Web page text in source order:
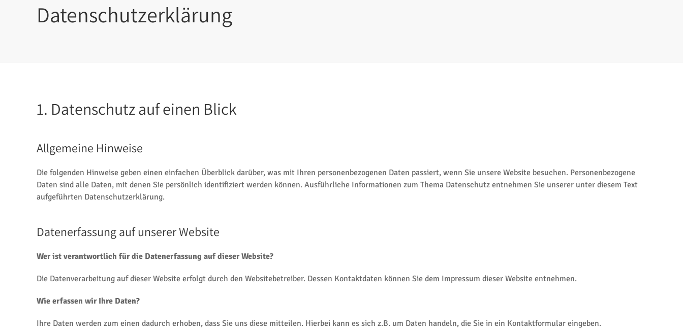
Datenschutzerklärung
1. Datenschutz auf einen Blick
Allgemeine Hinweise
Die folgenden Hinweise geben einen einfachen Überblick darüber, was mit Ihren personenbezogenen Daten passiert, wenn Sie unsere Website besuchen. Personenbezogene
Daten sind alle Daten, mit denen Sie persönlich identifiziert werden können. Ausführliche Informationen zum Thema Datenschutz entnehmen Sie unserer unter diesem Text
aufgeführten Datenschutzerklärung.
Datenerfassung auf unserer Website
Wer ist verantwortlich für die Datenerfassung auf dieser Website?
Die Datenverarbeitung auf dieser Website erfolgt durch den Websitebetreiber. Dessen Kontaktdaten können Sie dem Impressum dieser Website entnehmen.
Wie erfassen wir Ihre Daten?
Ihre Daten werden zum einen dadurch erhoben, dass Sie uns diese mitteilen. Hierbei kann es sich z.B. um Daten handeln, die Sie in ein Kontaktformular eingeben.